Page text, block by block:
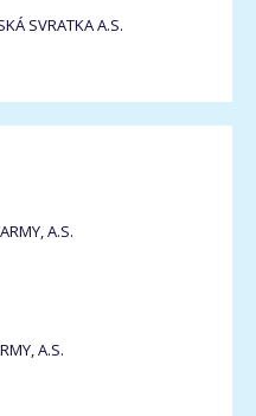
SVRATKA A.S.
A.S.